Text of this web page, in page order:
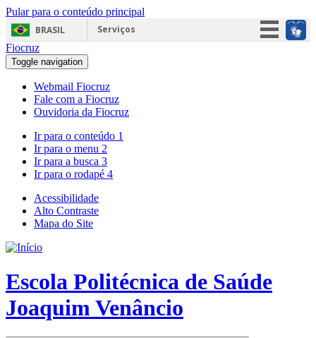
Pular para o conteúdo principal
BRASIL
Serviços
Fiocruz
Toggle navigation
Webmail Fiocruz
Fale com a Fiocruz
Ouvidoria da Fiocruz
Ir para o conteúdo 1
Ir para o menu 2
Ir para a busca 3
Ir para o rodapé 4
Acessibilidade
Alto Contraste
Mapa do Site
Escola Politécnica de Saúde
Joaquim Venâncio